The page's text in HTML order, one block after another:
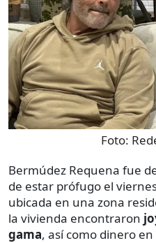
Foto:
Bermúdez Requena fue
de estar prófugo el
ubicada en una zona
la vivienda encontraron
gama, así como dinero